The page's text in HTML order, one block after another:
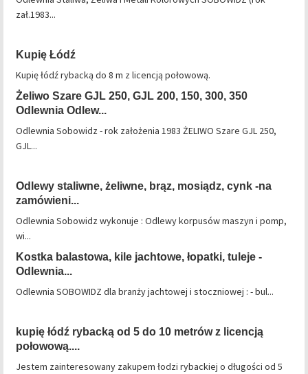
zał.1983...
Kupię Łódź
Kupię łódź rybacką do 8 m z licencją połowową.
Żeliwo Szare GJL 250, GJL 200, 150, 300, 350
Odlewnia Odlew...
Odlewnia Sobowidz - rok założenia 1983 ŻELIWO Szare GJL 250,
GJL...
Odlewy staliwne, żeliwne, brąz, mosiądz, cynk -na
zamówieni...
Odlewnia Sobowidz wykonuje : Odlewy korpusów maszyn i pomp,
wi...
Kostka balastowa, kile jachtowe, łopatki, tuleje -
Odlewnia...
Odlewnia SOBOWIDZ dla branży jachtowej i stoczniowej : - bul...
kupię łódź rybacką od 5 do 10 metrów z licencją
połowową....
Jestem zainteresowany zakupem łodzi rybackiej o długości od 5